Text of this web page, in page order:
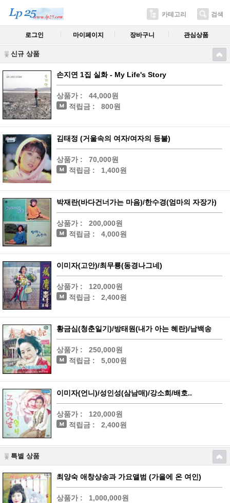
카테고리 검색
로그인 마이페이지 장바구니 관심상품
신규 상품
손지연 1집 실화 - My Life's Story
상품가 :
44,000원
적립금 :
800원
김태정 (거울속의 여자/여자의 등불)
상품가 :
70,000원
적립금 :
1,400원
박재란(바다건너가는 마음)/한수경(엄마의 자장가)
상품가 :
200,000원
적립금 :
4,000원
이미자(고안)/최무룡(동경나그네)
상품가 :
120,000원
적립금 :
2,400원
황금심(청춘일기)/방태원(내가 아는 혜란)/남백송
상품가 :
250,000원
적립금 :
5,000원
이미자(언니)/성인성(삼남매)/강소희/배호..
상품가 :
120,000원
적립금 :
2,400원
특별 상품
최양숙 애창샹송과 가요앨범 (가을에 온 여인)
상품가 :
1,000,000원